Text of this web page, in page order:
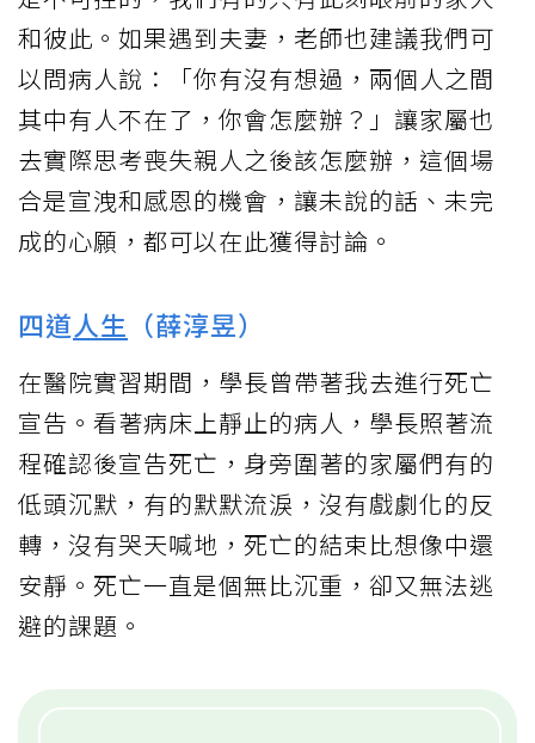
和彼此。如果遇到夫妻，老師也建議我們可
以問病人說：「你有沒有想過，兩個人之間
其中有人不在了，你會怎麼辦？」讓家屬也
去實際思考喪失親人之後該怎麼辦，這個場
合是宣洩和感恩的機會，讓未說的話、未完
成的心願，都可以在此獲得討論。
四道人生 （薛淳昱）
在醫院實習期間，學長曾帶著我去進行死亡
宣告。看著病床上靜止的病人，學長照著流
程確認後宣告死亡，身旁圍著的家屬們有的
低頭沉默，有的默默流淚，沒有戲劇化的反
轉，沒有哭天喊地，死亡的結束比想像中還
安靜。死亡一直是個無比沉重，卻又無法逃
避的課題。